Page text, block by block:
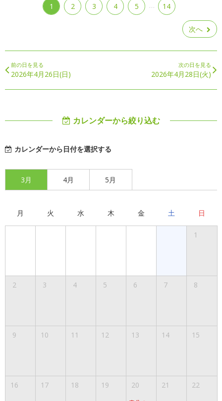
1 2 3 4 5 … 14
次へ
前の日を見る
2026年4月26日(日)
次の日を見る
2026年4月28日(火)
カレンダーから絞り込む
カレンダーから日付を選択する
3月 4月 5月
月 火 水 木 金 土 日
1
2 3 4 5 6 7 8
9 10 11 12 13 14 15
16 17 18 19 20 21 22